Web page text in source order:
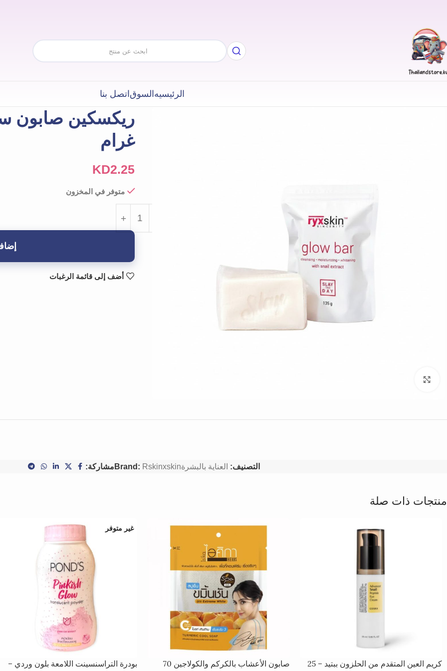
الرئيسيهالسوقاتصل بنا
غرام
KD2.25
متوفر في المخزون
أضف إلى قائمة الرغبات
التصنيف: العناية بالبشرة Brand: Rskinxskin مشاركة:
منتجات ذات صلة
كريم العين المتقدم من الحلزون ببتيد – 25
صابون الأعشاب بالكركم والكولاجين 70
غير متوفر
بودرة التراسنسينت اللامعة بلون وردي –